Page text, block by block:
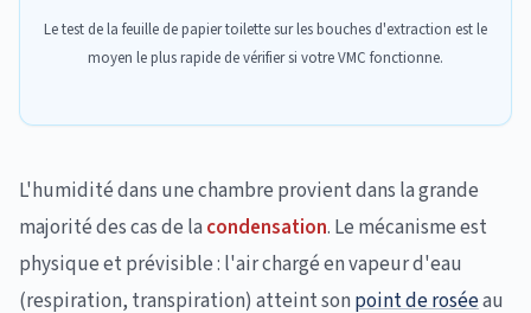
Le test de la feuille de papier toilette sur les bouches d'extraction est le
moyen le plus rapide de vérifier si votre VMC fonctionne.
L'humidité dans une chambre provient dans la grande
majorité des cas de la condensation. Le mécanisme est
physique et prévisible : l'air chargé en vapeur d'eau
(respiration, transpiration) atteint son point de roséeau